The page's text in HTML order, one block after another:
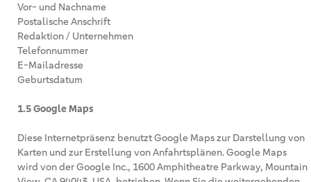
Vor- und Nachname
Postalische Anschrift
Redaktion / Unternehmen
Telefonnummer
E-Mailadresse
Geburtsdatum
1.5 Google Maps
Diese Internetpräsenz benutzt Google Maps zur Darstellung von
Karten und zur Erstellung von Anfahrtsplänen. Google Maps
wird von der Google Inc., 1600 Amphitheatre Parkway, Mountain